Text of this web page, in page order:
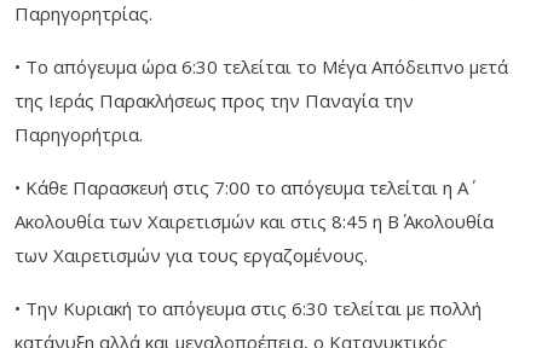
Παρηγορητρίας.
• Το απόγευμα ώρα 6:30 τελείται το Μέγα Απόδειπνο μετά
της Ιεράς Παρακλήσεως προς την Παναγία την
Παρηγορήτρια.
• Κάθε Παρασκευή στις 7:00 το απόγευμα τελείται η Α΄
Ακολουθία των Χαιρετισμών και στις 8:45 η Β΄ Ακολουθία
των Χαιρετισμών για τους εργαζομένους.
• Την Κυριακή το απόγευμα στις 6:30 τελείται με πολλή
κατάνυξη αλλά και μεγαλοπρέπεια, ο Κατανυκτικός